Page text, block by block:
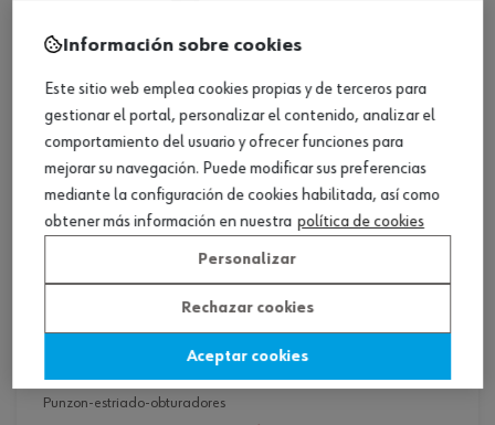
punzon-estriado-obturadores
punzon-estriado-obturadores
Información sobre cookies
Este sitio web emplea cookies propias y de terceros para
gestionar el portal, personalizar el contenido, analizar el
comportamiento del usuario y ofrecer funciones para
mejorar su navegación. Puede modificar sus preferencias
mediante la configuración de cookies habilitada, así como
obtener más información en nuestra política de cookies
Personalizar
Rechazar cookies
Aceptar cookies